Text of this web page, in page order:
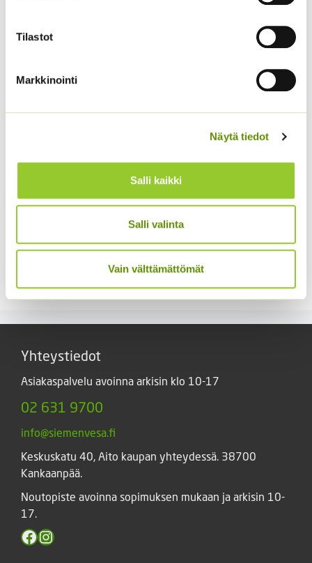
Tilastot
Markkinointi
Näytä tiedot
Salli kaikki
Salli valinta
Vain välttämättömät
Tarhakehäkukka Bon
3,90€ Sisältää arvonlisäveron
Tarhakukonkannus
Sisältää arvonlisäveron
Punakosmoskukka
Kaliforniantuliunikko
Yhteystiedot
Asiakaspalvelu avoinna arkisin klo 10-17
02 631 9700
info@siemenvesa.fi
Keskuskatu 40, Aito kaupan yhteydessä. 38700
Kankaanpää.
Noutopiste avoinna sopimuksen mukaan ja arkisin 10-
17.
Facebook
Instagram